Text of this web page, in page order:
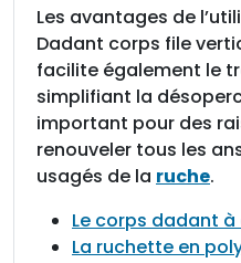
Les avantages de
Dadant corps file
facilite également le
simplifiant la
important pour des
renouveler tous les
usagés de la ruche.
Le corps dadant
La ruchette en